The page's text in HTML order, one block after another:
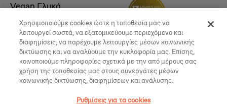
Vegan Γλυκά
Χρησιμοποιούμε cookies ώστε η τοποθεσία μας να
λειτουργεί σωστά, να εξατομικεύουμε περιεχόμενο και
διαφημίσεις, να παρέχουμε λειτουργίες μέσων κοινωνικής
δικτύωσης και να αναλύουμε την κυκλοφορία μας. Επίσης,
κοινοποιούμε πληροφορίες σχετικά με την από μέρους σας
χρήση της τοποθεσίας μας στους συνεργάτες μέσων
κοινωνικής δικτύωσης, διαφημίσεων και ανάλυσης.
Ρυθμίσεις για τα cookies